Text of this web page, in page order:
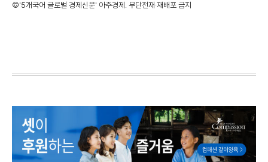
©'5개국어 글로벌 경제신문' 아주경제. 무단전재·재배포 금지